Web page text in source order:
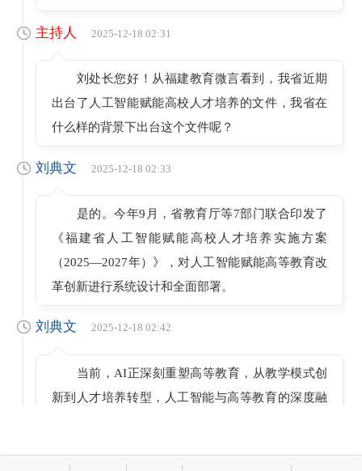
主持人 2025-12-18 02:31
刘处长您好！从福建教育微言看到，我省近期
出台了人工智能赋能高校人才培养的文件，我省在
什么样的背景下出台这个文件呢？
刘典文 2025-12-18 02:33
是的。今年9月，省教育厅等7部门联合印发了
《福建省人工智能赋能高校人才培养实施方案
（2025—2027年）》，对人工智能赋能高等教育改
革创新进行系统设计和全面部署。
刘典文 2025-12-18 02:42
当前，AI正深刻重塑高等教育，从教学模式创
新到人才培养转型，人工智能与高等教育的深度融